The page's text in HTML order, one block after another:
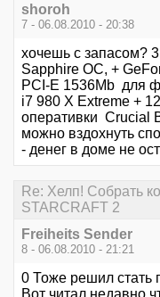
shoroh
7 - 06.08.2010 - 20:38
хочешь с запасом?
Sapphire OC, +
PCI-E 1536Mb для
i7 980 X Extreme +
оперативки Crucial
можно вздохнуть
- денег в доме не
Re: Хелп! Собрать
STARCRAFT 2
Freiheits Sender
8 - 06.08.2010 - 21:21
0 Тоже решил стать